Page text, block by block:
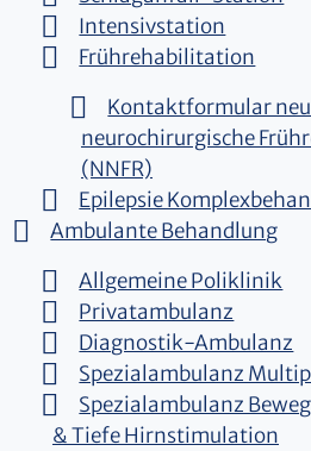
Intensivstation
Frührehabilitation
Kontaktformular
neurochirurgische
(NNFR)
Epilepsie
Ambulante Behandlung
Allgemeine Poliklinik
Privatambulanz
Diagnostik-Ambulanz
Spezialambulanz
Spezialambulanz
& Tiefe Hirnstimulation